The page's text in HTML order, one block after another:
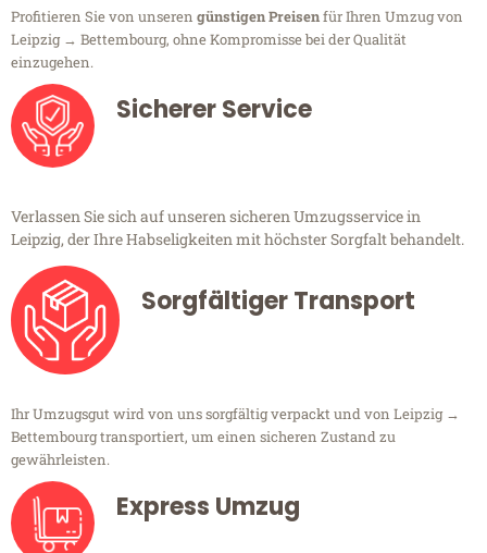
Profitieren Sie von unseren günstigen Preisenfür Ihren Umzug von
Leipzig → Bettembourg, ohne Kompromisse bei der Qualität
einzugehen.
Sicherer Service
Verlassen Sie sich auf unseren sicheren Umzugsservice in
Leipzig, der Ihre Habseligkeiten mit höchster Sorgfalt behandelt.
Sorgfältiger Transport
Ihr Umzugsgut wird von uns sorgfältig verpackt und von Leipzig →
Bettembourg transportiert, um einen sicheren Zustand zu
gewährleisten.
Express Umzug